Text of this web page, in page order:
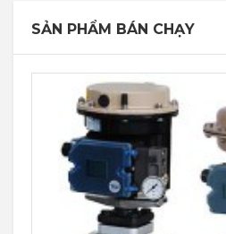
SẢN PHẨM BÁN CHẠY